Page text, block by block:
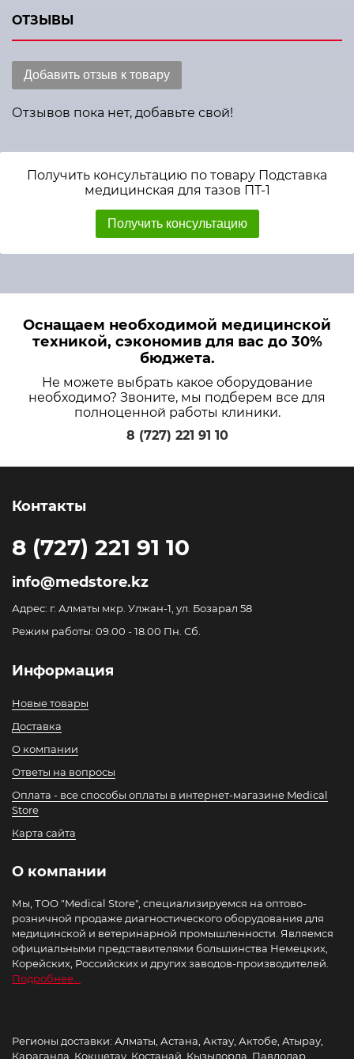
ОТЗЫВЫ
Добавить отзыв к товару
Отзывов пока нет, добавьте свой!
Получить консультацию по товару Подставка
медицинская для тазов ПТ-1
Получить консультацию
Оснащаем необходимой медицинской
техникой, сэкономив для вас до 30%
бюджета.
Не можете выбрать какое оборудование
необходимо? Звоните, мы подберем все для
полноценной работы клиники.
8 (727) 221 91 10
Контакты
8 (727) 221 91 10
info@medstore.kz
Адрес: г. Алматы мкр. Улжан-1, ул. Бозарал 58
Режим работы: 09.00 - 18.00 Пн. Сб.
Информация
Новые товары
Доставка
О компании
Ответы на вопросы
Оплата - все способы оплаты в интернет-магазине Medical
Store
Карта сайта
О компании
Мы, ТОО "Medical Store", специализируемся на оптово-
розничной продаже диагностического оборудования для
медицинской и ветеринарной промышленности. Являемся
официальными представителями большинства Немецких,
Корейских, Российских и других заводов-производителей.
Подробнее...
Регионы доставки: Алматы, Астана, Актау, Актобе, Атырау,
Караганда, Кокшетау, Костанай, Кызылорда, Павлодар,